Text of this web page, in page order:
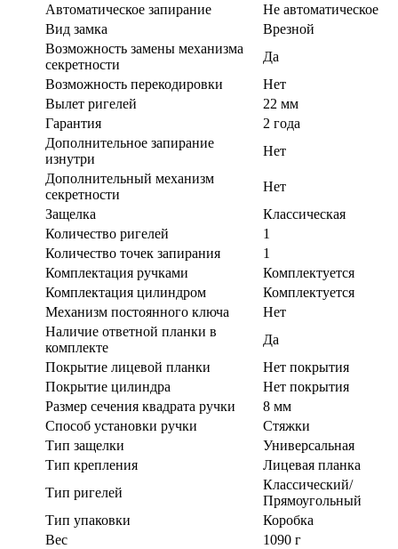
Автоматическое запирание
Не автоматическое
Вид замка
Врезной
Возможность замены механизма
секретности
Да
Возможность перекодировки
Нет
Вылет ригелей
22 мм
Гарантия
2 года
Дополнительное запирание
изнутри
Нет
Дополнительный механизм
секретности
Нет
Защелка
Классическая
Количество ригелей
1
Количество точек запирания
1
Комплектация ручками
Комплектуется
Комплектация цилиндром
Комплектуется
Механизм постоянного ключа
Нет
Наличие ответной планки в
комплекте
Да
Покрытие лицевой планки
Нет покрытия
Покрытие цилиндра
Нет покрытия
Размер сечения квадрата ручки
8 мм
Способ установки ручки
Стяжки
Тип защелки
Универсальная
Тип крепления
Лицевая планка
Тип ригелей
Классический/
Прямоугольный
Тип упаковки
Коробка
Вес
1090 г